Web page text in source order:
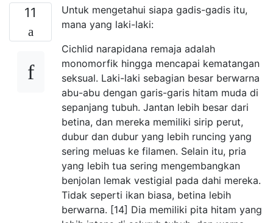
11
Untuk mengetahui siapa gadis-gadis itu,
mana yang laki-laki:
Cichlid narapidana remaja adalah
monomorfik hingga mencapai kematangan
seksual. Laki-laki sebagian besar berwarna
abu-abu dengan garis-garis hitam muda di
sepanjang tubuh. Jantan lebih besar dari
betina, dan mereka memiliki sirip perut,
dubur dan dubur yang lebih runcing yang
sering meluas ke filamen. Selain itu, pria
yang lebih tua sering mengembangkan
benjolan lemak vestigial pada dahi mereka.
Tidak seperti ikan biasa, betina lebih
berwarna. [14] Dia memiliki pita hitam yang